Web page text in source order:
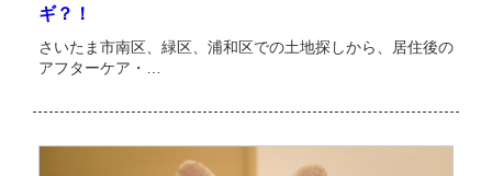
ギ？！
さいたま市南区、緑区、浦和区での土地探しから、居住後の
アフターケア・…